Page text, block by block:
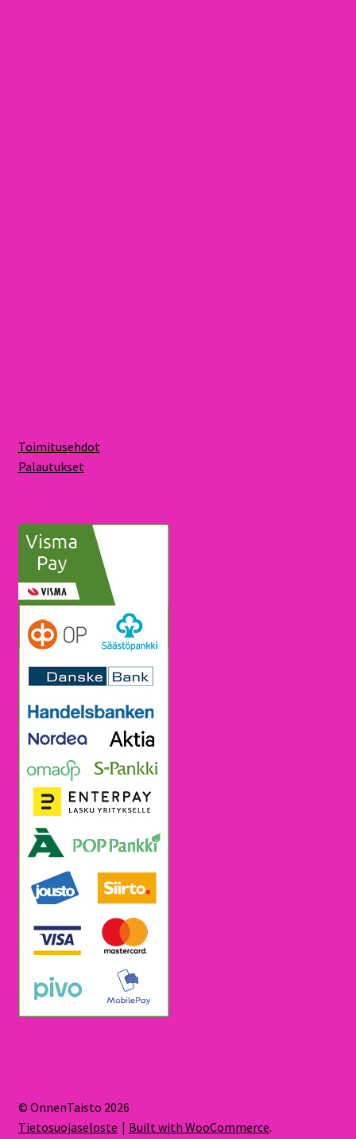
Toimitusehdot
Palautukset
© OnnenTaisto 2026
Tietosuojaseloste
Built with WooCommerce.